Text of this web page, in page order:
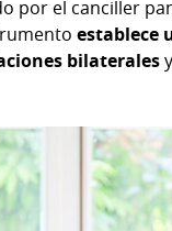
por el canciller
establece
bilaterales